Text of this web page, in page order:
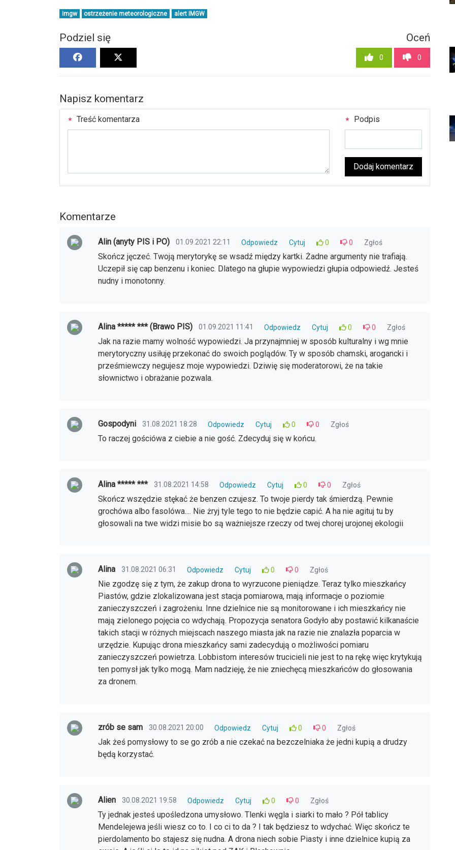
imgw ostrzeżenie meteorologiczne alert IMGW
Podziel się Oceń
0 0
Napisz komentarz
Treść komentarza Podpis
Dodaj komentarz
Komentarze
Alin (anyty PIS i PO) 01.09.2021 22:11 Odpowiedz Cytuj 0 0 Zgłoś
Skończ jęczeć. Twoją merytorykę se wsadź między kartki. Żadne argumenty nie trafiają.
Uczepił się cap benzenu i koniec. Dlatego na głupie wypowiedzi głupia odpowiedź. Jesteś
nudny i monotonny.
Alina ***** *** (Brawo PIS) 01.09.2021 11:41 Odpowiedz Cytuj 0 0 Zgłoś
Jak na razie mamy wolność wypowiedzi. Ja przynajmniej w sposób kulturalny i wg mnie
merytoryczny usiłuję przekonać do swoich poglądów. Ty w sposób chamski, arogancki i
prześmiewczy negujesz moje wypowiedzi. Dziwię się moderatorowi, że na takie
słownictwo i obrażanie pozwala.
Gospodyni 31.08.2021 18:28 Odpowiedz Cytuj 0 0 Zgłoś
To raczej gościówa z ciebie a nie gość. Zdecyduj się w końcu.
Alina ***** *** 31.08.2021 14:58 Odpowiedz Cytuj 0 0 Zgłoś
Skończ wszędzie stękać że benzen czujesz. To twoje pierdy tak śmierdzą. Pewnie
grochówa albo fasolówa.... Nie żryj tyle tego to nie będzie capić. A ha nie agituj tu by
głosowali na twe widzi misie bo są ważniejsze rzeczy od twej chorej urojonej ekologii
Alina 31.08.2021 06:31 Odpowiedz Cytuj 0 0 Zgłoś
Nie zgodzę się z tym, że zakup drona to wyrzucone pieniądze. Teraz tylko mieszkańcy
Piastów, gdzie zlokalizowana jest stacja pomiarowa, mają informacje o poziomie
zanieczyszczeń i zagrożeniu. Inne dzielnice nie są monitorowane i ich mieszkańcy nie
mają zielonego pojęcia co wdychają. Propozycja senatora Godyło aby postawić kilkanaście
takich stacji w różnych miejscach naszego miasta jak na razie nie znalazła poparcia w
urzędzie. Kupując drona mieszkańcy sami zadecydują o możliwości pomiaru
zanieczyszczeń powietrza. Lobbistom interesów trucicieli nie jest to na rękę więc krytykują
ten pomysł jak tylko mogą. Mam nadzieję, że nie zniechęcą mieszkańców do głosowania
za dronem.
zrób se sam 30.08.2021 20:00 Odpowiedz Cytuj 0 0 Zgłoś
Jak żeś pomysłowy to se go zrób a nie czekać na bezczelniaka że jedni kupią a drudzy
będą korzystać.
Alien 30.08.2021 19:58 Odpowiedz Cytuj 0 0 Zgłoś
Ty jednak jesteś upośledzona umysłowo. Tlenki węgla i siarki to mało ? Pół tablicy
Mendelejewa jeśli wiesz co to. I co ci to da ? I tak będziesz to wdychać. Więc skończ te
pierdolamento bo stajesz się nudna. A drona niech sobie Piasty i inne dzielnice kupią za